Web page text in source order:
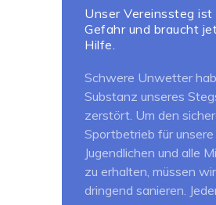
Unser Vereinssteg ist
Gefahr und braucht
Hilfe.
Schwere Unwetter
Substanz unseres
zerstört. Um den
Sportbetrieb für unsere
Jugendlichen und alle
zu erhalten, müssen
dringend sanieren.